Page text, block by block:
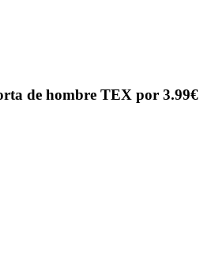
de hombre TEX por 3.99€